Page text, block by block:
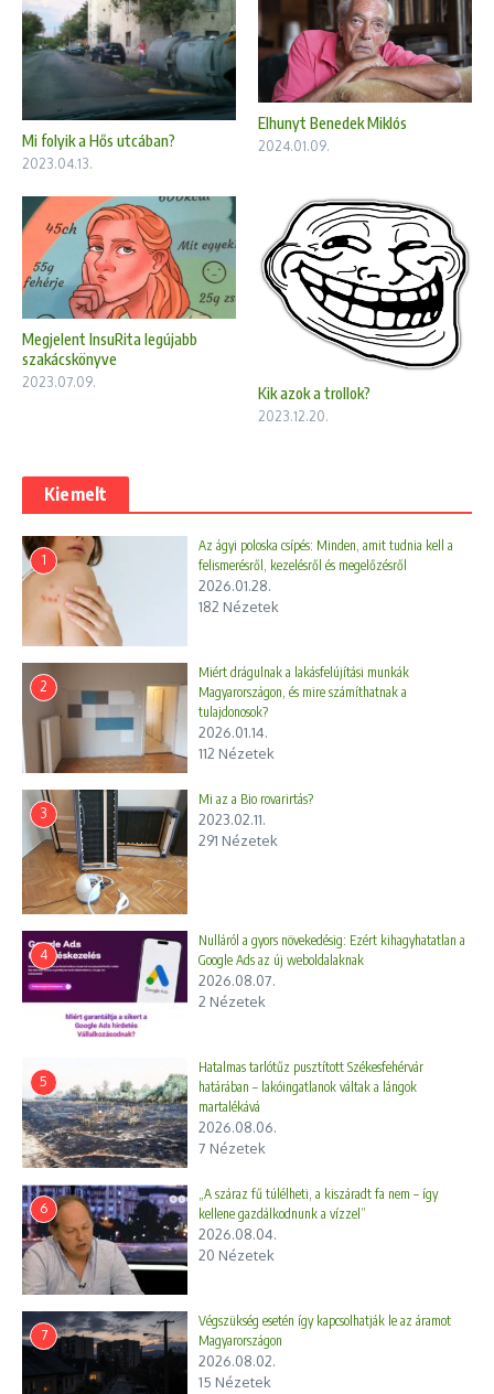
Mi folyik a Hős utcában?
2023.04.13.
Elhunyt Benedek Miklós
2024.01.09.
Megjelent InsuRita legújabb
szakácskönyve
2023.07.09.
Kik azok a trollok?
2023.12.20.
Kiemelt
1
Az ágyi poloska csípés: Minden, amit tudnia kell a
felismerésről, kezelésről és megelőzésről
2026.01.28.
182 Nézetek
2
Miért drágulnak a lakásfelújítási munkák
Magyarországon, és mire számíthatnak a
tulajdonosok?
2026.01.14.
112 Nézetek
3
Mi az a Bio rovarirtás?
2023.02.11.
291 Nézetek
4
Nulláról a gyors növekedésig: Ezért kihagyhatatlan a
Google Ads az új weboldalaknak
2026.08.07.
2 Nézetek
5
Hatalmas tarlótűz pusztított Székesfehérvár
határában – lakóingatlanok váltak a lángok
martalékává
2026.08.06.
7 Nézetek
6
„A száraz fű túlélheti, a kiszáradt fa nem – így
kellene gazdálkodnunk a vízzel”
2026.08.04.
20 Nézetek
7
Végszükség esetén így kapcsolhatják le az áramot
Magyarországon
2026.08.02.
15 Nézetek